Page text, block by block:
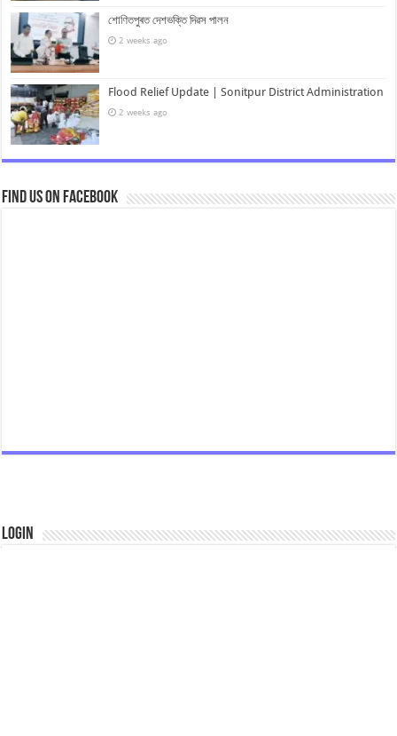
শোণিতপুৰত দেশভক্তি দিৱস পালন
2 weeks ago
Flood Relief Update | Sonitpur District Administration
2 weeks ago
Find us on Facebook
Login